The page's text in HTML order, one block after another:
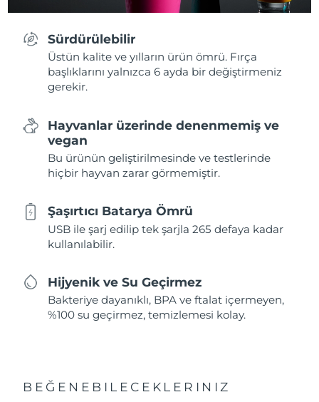
Sürdürülebilir
Üstün kalite ve yılların ürün ömrü. Fırça
başlıklarını yalnızca 6 ayda bir değiştirmeniz
gerekir.
Hayvanlar üzerinde denenmemiş ve
vegan
Bu ürünün geliştirilmesinde ve testlerinde
hiçbir hayvan zarar görmemiştir.
Şaşırtıcı Batarya Ömrü
USB ile şarj edilip tek şarjla 265 defaya kadar
kullanılabilir.
Hijyenik ve Su Geçirmez
Bakteriye dayanıklı, BPA ve ftalat içermeyen,
%100 su geçirmez, temizlemesi kolay.
BEĞENEBILECEKLERINIZ